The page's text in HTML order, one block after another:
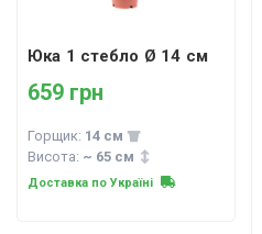
Юка 1 стебло Ø 14 см
659 грн
Горщик: 14 см
Висота: ~ 65 см
Доставка по Україні